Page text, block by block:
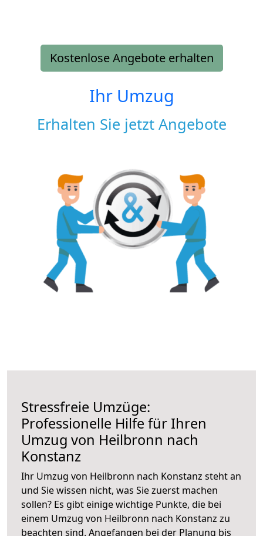
Kostenlose Angebote erhalten
Ihr Umzug
Erhalten Sie jetzt Angebote
Stressfreie Umzüge:
Professionelle Hilfe für Ihren
Umzug von Heilbronn nach
Konstanz
Ihr Umzug von Heilbronn nach Konstanz steht an
und Sie wissen nicht, was Sie zuerst machen
sollen? Es gibt einige wichtige Punkte, die bei
einem Umzug von Heilbronn nach Konstanz zu
beachten sind. Angefangen bei der Planung bis